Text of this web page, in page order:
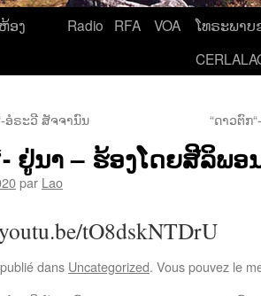
ອງ
Radio RFA VOA
ໂທຣະພາບ
ອໍຣະວີ ສັຈຈານົນ “ດາວຕົກ
ຢູ່ນາ – ຮ້ອງໂດຍສີລິພອ
par Lao
tO8dskNTDrU
dans Uncategorized. Vous pouvez le